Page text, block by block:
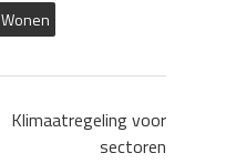
Wonen
Klimaatregeling voor
sectoren